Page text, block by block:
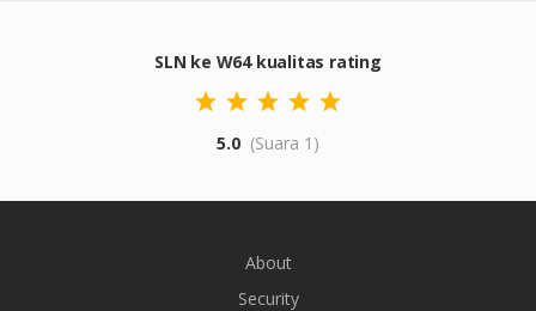
SLN ke W64 kualitas rating
5.0 (Suara 1)
About
Security